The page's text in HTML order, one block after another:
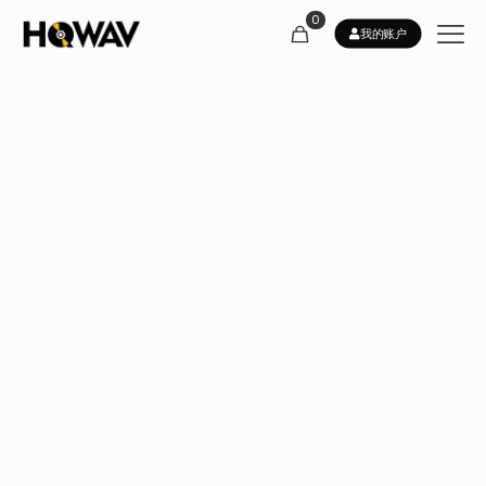
0
我的账户